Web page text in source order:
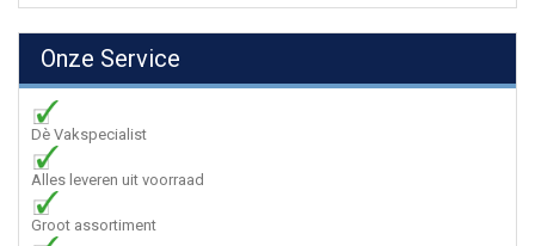
Onze Service
Dè Vakspecialist
Alles leveren uit voorraad
Groot assortiment